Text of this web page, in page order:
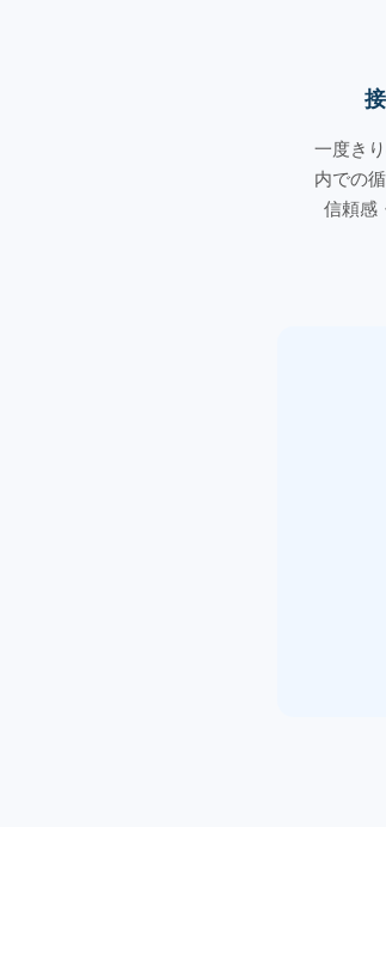
一度き
内での
信頼感